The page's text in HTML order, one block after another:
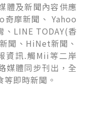
體及新聞內容供應
奇摩新聞、 Yahoo
、LINE TODAY(香
聞、HiNet新聞、
資訊.觸Mii等二岸
媒體同步刊出，全
即時新聞。